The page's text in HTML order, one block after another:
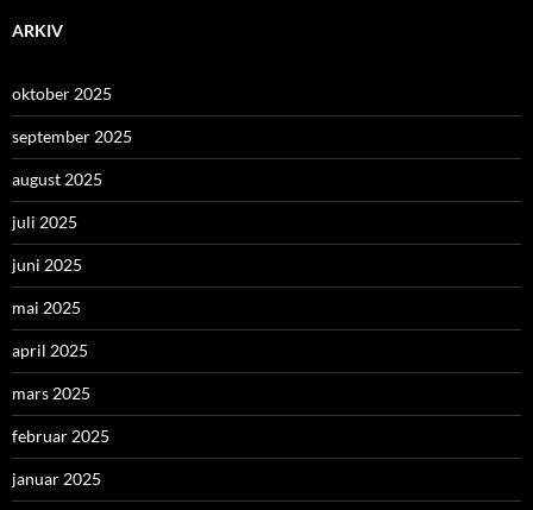
ARKIV
oktober 2025
september 2025
august 2025
juli 2025
juni 2025
mai 2025
april 2025
mars 2025
februar 2025
januar 2025